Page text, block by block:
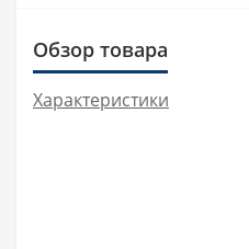
Обзор товара
Характеристики